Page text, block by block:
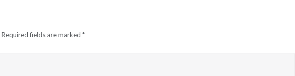
Required fields are marked *